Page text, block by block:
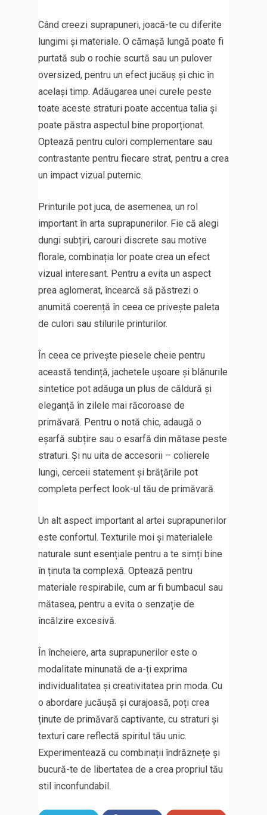
Când creezi suprapuneri, joacă-te cu diferite
lungimi și materiale. O cămașă lungă poate fi
purtată sub o rochie scurtă sau un pulover
oversized, pentru un efect jucăuș și chic în
același timp. Adăugarea unei curele peste
toate aceste straturi poate accentua talia și
poate păstra aspectul bine proporționat.
Optează pentru culori complementare sau
contrastante pentru fiecare strat, pentru a crea
un impact vizual puternic.
Printurile pot juca, de asemenea, un rol
important în arta suprapunerilor. Fie că alegi
dungi subțiri, carouri discrete sau motive
florale, combinația lor poate crea un efect
vizual interesant. Pentru a evita un aspect
prea aglomerat, încearcă să păstrezi o
anumită coerență în ceea ce privește paleta
de culori sau stilurile printurilor.
În ceea ce privește piesele cheie pentru
această tendință, jachetele ușoare și blănurile
sintetice pot adăuga un plus de căldură și
eleganță în zilele mai răcoroase de
primăvară. Pentru o notă chic, adaugă o
eșarfă subțire sau o esarfă din mătase peste
straturi. Și nu uita de accesorii – colierele
lungi, cerceii statement și brățările pot
completa perfect look-ul tău de primăvară.
Un alt aspect important al artei suprapunerilor
este confortul. Texturile moi și materialele
naturale sunt esențiale pentru a te simți bine
în ținuta ta complexă. Optează pentru
materiale respirabile, cum ar fi bumbacul sau
mătasea, pentru a evita o senzație de
încălzire excesivă.
În încheiere, arta suprapunerilor este o
modalitate minunată de a-ți exprima
individualitatea și creativitatea prin moda. Cu
o abordare jucăușă și curajoasă, poți crea
ținute de primăvară captivante, cu straturi și
texturi care reflectă spiritul tău unic.
Experimentează cu combinații îndrăznețe și
bucură-te de libertatea de a crea propriul tău
stil inconfundabil.